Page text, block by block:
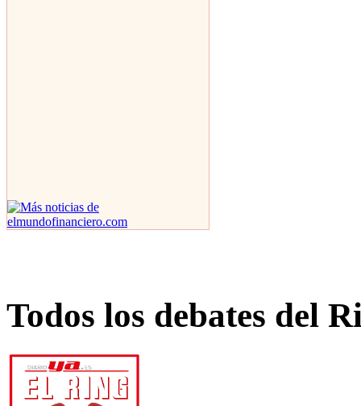
Todos los debates del